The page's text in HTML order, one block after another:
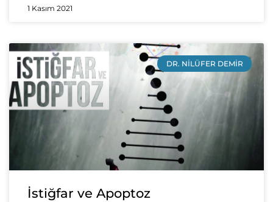
1 Kasım 2021
DR. NILÜFER DEMIR
İstiğfar ve Apoptoz